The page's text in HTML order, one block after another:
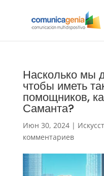
Насколько мы
чтобы иметь
помощников,
Саманта?
Июн 30, 2024|
комментариев